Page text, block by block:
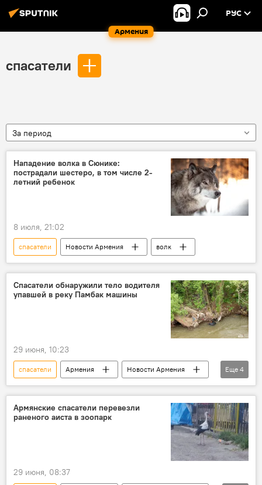
Армения
РУС
спасатели
За период
Нападение волка в Сюнике:
пострадали шестеро, в том числе 2-
летний ребенок
8 июля, 21:02
спасатели Новости Армения волк
Спасатели обнаружили тело водителя
упавшей в реку Памбак машины
29 июня, 10:23
спасатели Армения
Новости Армения
Общество
тело
машина
Еще 4
Армянские спасатели перевезли
раненого аиста в зоопарк
29 июня, 08:37